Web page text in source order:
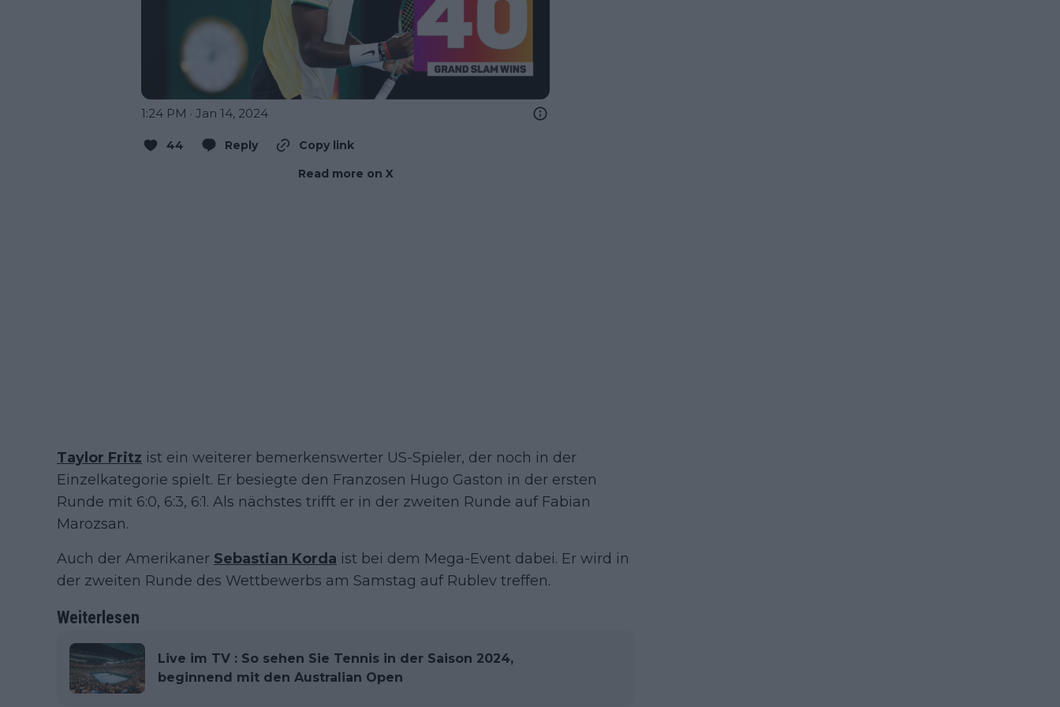
1:24 PM · Jan 14, 2024
44 Reply
Copy link
Read more on X
Taylor Fritz ist ein weiterer bemerkenswerter US-Spieler, der noch in der
Einzelkategorie spielt. Er besiegte den Franzosen Hugo Gaston in der ersten
Runde mit 6:0, 6:3, 6:1. Als nächstes trifft er in der zweiten Runde auf Fabian
Marozsan.
Auch der Amerikaner Sebastian Korda ist bei dem Mega-Event dabei. Er wird in
der zweiten Runde des Wettbewerbs am Samstag auf Rublev treffen.
Weiterlesen
Live im TV : So sehen Sie Tennis in der Saison 2024,
beginnend mit den Australian Open